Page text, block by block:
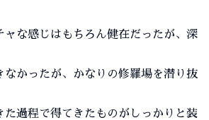
ャな感じはもちろん健在だったが、深
なかったが、かなりの修羅場を潜り抜
た過程で得てきたものがしっかりと装